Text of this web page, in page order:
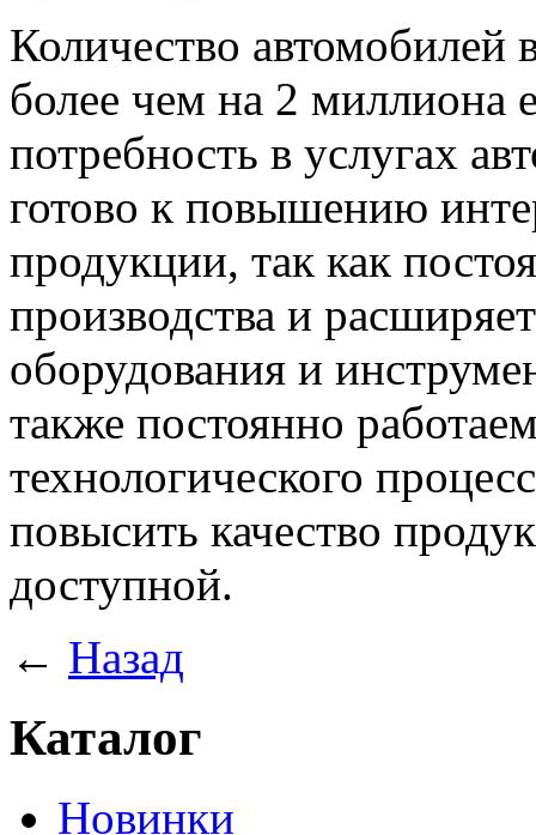
Количество автомобилей
более чем на 2 миллиона
потребность в услугах
готово к повышению
продукции, так как
производства и
оборудования и
также постоянно
технологического
повысить качество
доступной.
← Назад
Каталог
Новинки